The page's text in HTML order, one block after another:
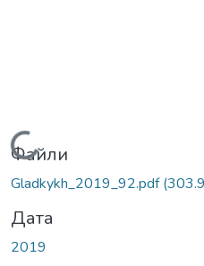
Вантажиться...
Файли
Gladkykh_2019_92.pdf
Дата
2019